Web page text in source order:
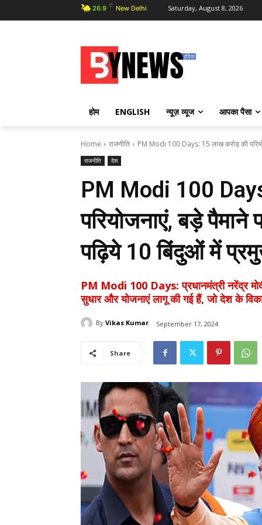
26.9 C New Delhi Saturday, August 8, 2026
होम ENGLISH न्यूज़ व्यूज आपका पैसा
Home राजनीति PM Modi 100 Days: 15 लाख करोड़ की
राजनीति देश
PM Modi 100
परियोजनाएं, बड़े
पढ़िये 10 बिंदुओं में
PM Modi 100 Days: प्रधानमंत्री नरेंद्र
सुधार और योजनाएं लागू की गई हैं, जो देश के
By Vikas Kumar September 17, 2024
Share